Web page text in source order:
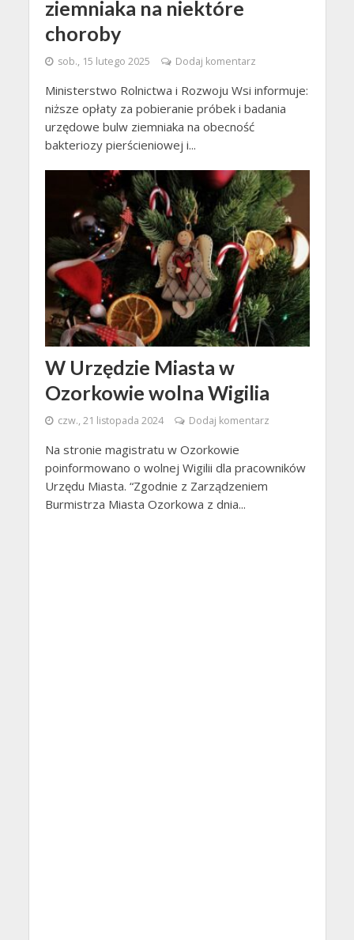
ziemniaka na niektóre
choroby
sob., 15 lutego 2025 Dodaj komentarz
Ministerstwo Rolnictwa i Rozwoju Wsi informuje:
niższe opłaty za pobieranie próbek i badania
urzędowe bulw ziemniaka na obecność
bakteriozy pierścieniowej i...
W Urzędzie Miasta w
Ozorkowie wolna Wigilia
czw., 21 listopada 2024 Dodaj komentarz
Na stronie magistratu w Ozorkowie
poinformowano o wolnej Wigilii dla pracowników
Urzędu Miasta. “Zgodnie z Zarządzeniem
Burmistrza Miasta Ozorkowa z dnia...